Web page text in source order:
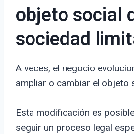
objeto social
sociedad
A veces, el negocio
ampliar o cambiar el objeto
Esta modificación es
seguir un proceso legal